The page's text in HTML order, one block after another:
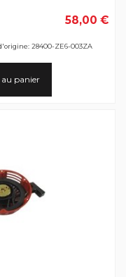
58,00 €
28400-ZE6-003ZA
panier